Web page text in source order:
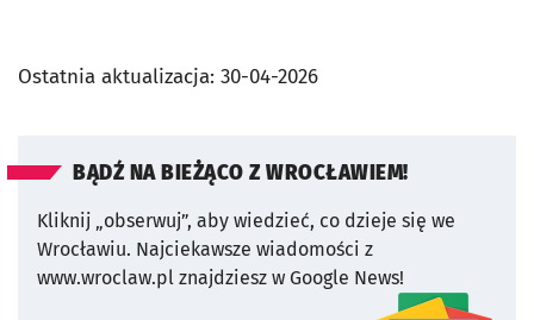
Ostatnia aktualizacja: 30-04-2026
BĄDŹ NA BIEŻĄCO Z WROCŁAWIEM!
Kliknij „obserwuj”, aby wiedzieć, co dzieje się we
Wrocławiu. Najciekawsze wiadomości z
www.wroclaw.pl znajdziesz w Google News!